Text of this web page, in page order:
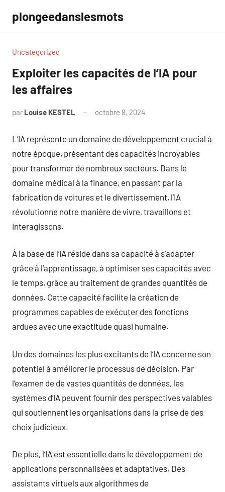
contenu
plongeedanslesmots
Uncategorized
Exploiter les capacités de l’IA pour
les affaires
par Louise KESTEL octobre 8, 2024
L’IA représente un domaine de développement crucial à
notre époque, présentant des capacités incroyables
pour transformer de nombreux secteurs. Dans le
domaine médical à la finance, en passant par la
fabrication de voitures et le divertissement, l’IA
révolutionne notre manière de vivre, travaillons et
interagissons.
À la base de l’IA réside dans sa capacité à s’adapter
grâce à l’apprentissage, à optimiser ses capacités avec
le temps, grâce au traitement de grandes quantités de
données. Cette capacité facilite la création de
programmes capables de exécuter des fonctions
ardues avec une exactitude quasi humaine.
Un des domaines les plus excitants de l’IA concerne son
potentiel à améliorer le processus de décision. Par
l’examen de de vastes quantités de données, les
systèmes d’IA peuvent fournir des perspectives valables
qui soutiennent les organisations dans la prise de des
choix judicieux.
De plus, l’IA est essentielle dans le développement de
applications personnalisées et adaptatives. Des
assistants virtuels aux algorithmes de